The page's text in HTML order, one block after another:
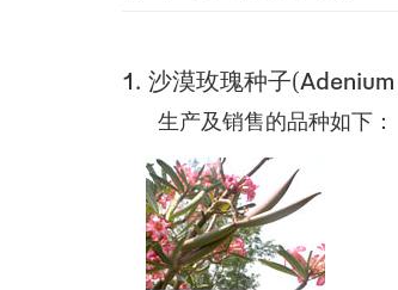
1. 沙漠玫瑰种子
生产及销售的品种如下：